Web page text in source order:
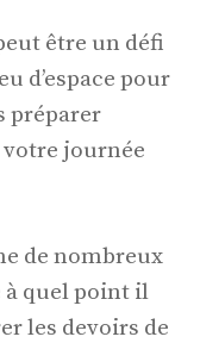
être un défi
d’espace pour
préparer
journée
de nombreux
quel point il
les devoirs de